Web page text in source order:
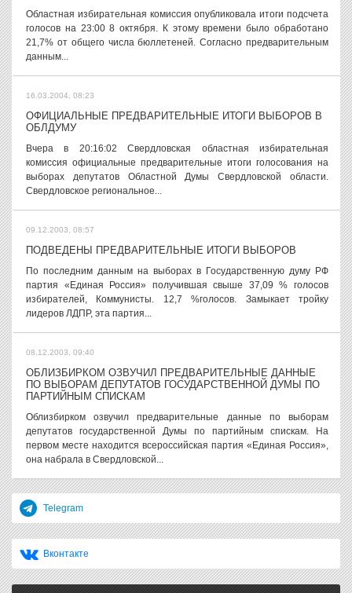
Областная избирательная комиссия опубликовала итоги подсчета
голосов на 23:00 8 октября. К этому времени было обработано
21,7% от общего числа бюллетеней. Согласно предварительным
данным...
16.03.2004, 08:23
ОФИЦИАЛЬНЫЕ ПРЕДВАРИТЕЛЬНЫЕ ИТОГИ ВЫБОРОВ В
ОБЛДУМУ
Вчера в 20:16:02 Свердловская областная избирательная
комиссия официальные предварительные итоги голосования на
выборах депутатов Областной Думы Свердловской области.
Свердловское региональное...
09.12.2003, 08:57
ПОДВЕДЕНЫ ПРЕДВАРИТЕЛЬНЫЕ ИТОГИ ВЫБОРОВ
По последним данным на выборах в Государственную думу РФ
партия «Единая Россия» получившая свыше 37,09 % голосов
избирателей, Коммунисты. 12,7 %голосов. Замыкает тройку
лидеров ЛДПР, эта партия...
08.12.2003, 09:40
ОБЛИЗБИРКОМ ОЗВУЧИЛ ПРЕДВАРИТЕЛЬНЫЕ ДАННЫЕ
ПО ВЫБОРАМ ДЕПУТАТОВ ГОСУДАРСТВЕННОЙ ДУМЫ ПО
ПАРТИЙНЫМ СПИСКАМ
Облизбирком озвучил предварительные данные по выборам
депутатов государственной Думы по партийным спискам. На
первом месте находится всероссийская партия «Единая Россия»,
она набрала в Свердловской...
Telegram
Вконтакте